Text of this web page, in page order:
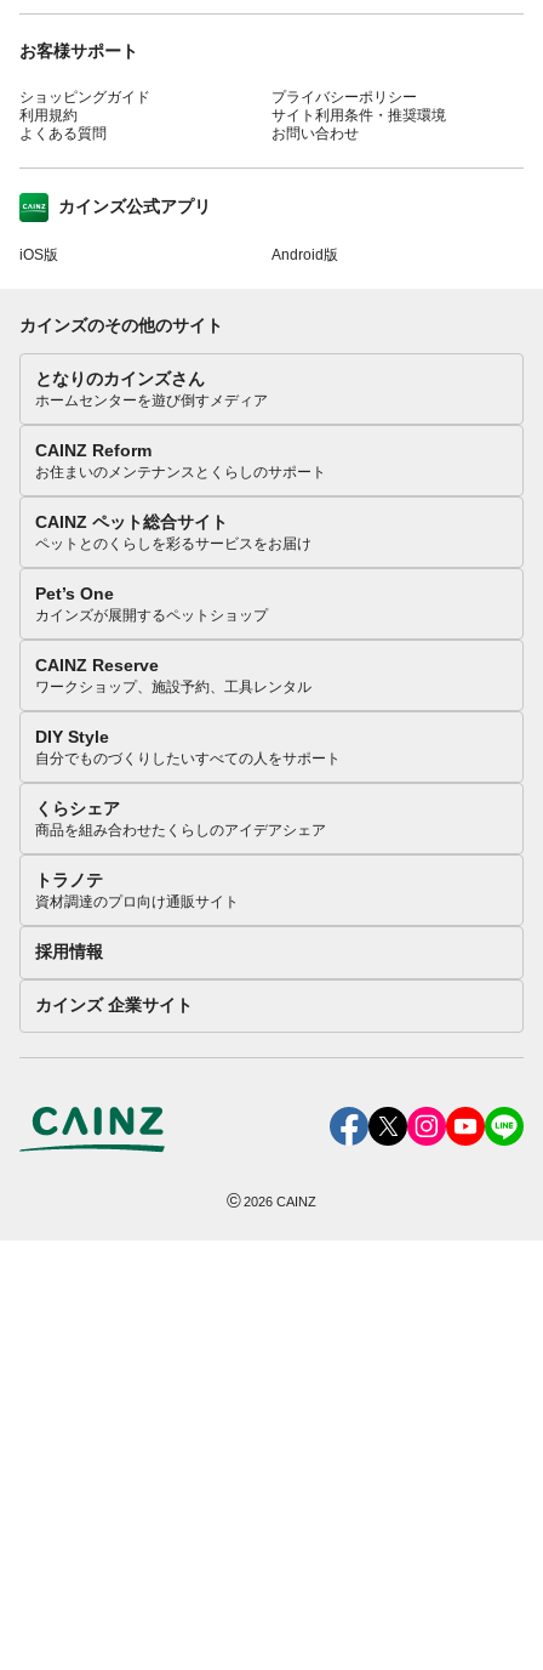
お客様サポート
ショッピングガイド
利用規約
よくある質問
プライバシーポリシー
サイト利用条件・推奨環境
お問い合わせ
カインズ公式アプリ
iOS版 Android版
カインズのその他のサイト
となりのカインズさん
ホームセンターを遊び倒すメディア
CAINZ Reform
お住まいのメンテナンスとくらしのサポート
CAINZ ペット総合サイト
ペットとのくらしを彩るサービスをお届け
Pet’s One
カインズが展開するペットショップ
CAINZ Reserve
ワークショップ、施設予約、工具レンタル
DIY Style
自分でものづくりしたいすべての人をサポート
くらシェア
商品を組み合わせたくらしのアイデアシェア
トラノテ
資材調達のプロ向け通販サイト
採用情報
カインズ 企業サイト
©2026 CAINZ